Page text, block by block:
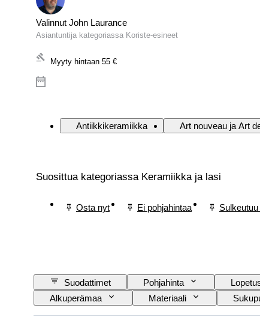
Valinnut John Laurance
Asiantuntija kategoriassa Koriste-esineet
Myyty hintaan 55 €
Antiikkikeramiikka Art nouveau ja Art
Suosittua kategoriassa Keramiikka ja lasi
Osta nyt Ei pohjahintaa
Suodattimet Pohjahinta
Alkuperämaa
Materiaali
Tyylisuuntaus
Allekirjoitus Väri